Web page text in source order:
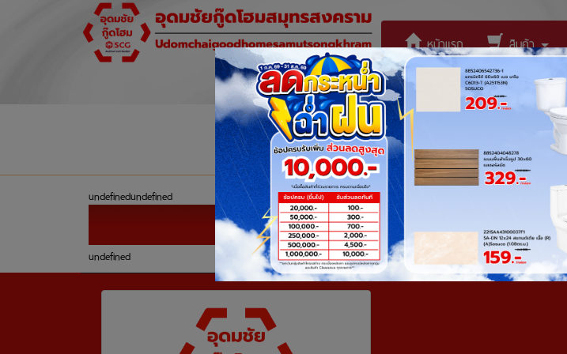
หน้าแรก สินค้า
ติดต่อเรา
undefinedundefined
undefined